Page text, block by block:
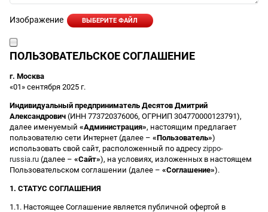
Изображение ВЫБЕРИТЕ ФАЙЛ
ПОЛЬЗОВАТЕЛЬСКОЕ СОГЛАШЕНИЕ
г. Москва
«01» сентября 2025 г.
Индивидуальный предприниматель Десятов Дмитрий
Александрович (ИНН 773720376006, ОГРНИП 304770000123791),
далее именуемый «Администрация», настоящим предлагает
пользователю сети Интернет (далее – «Пользователь»)
использовать свой сайт, расположенный по адресу zippo-
russia.ru (далее – «Сайт»), на условиях, изложенных в настоящем
Пользовательском соглашении (далее – «Соглашение»).
1. СТАТУС СОГЛАШЕНИЯ
1.1. Настоящее Соглашение является публичной офертой в